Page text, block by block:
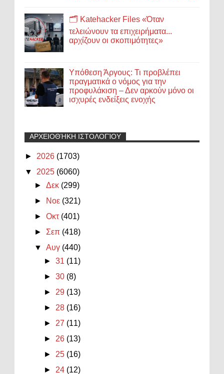
🗂️ Katehacker Files «Όταν
τελειώνουν τα επιχειρήματα...
αρχίζουν οι σκοπιμότητες»
Υπόθεση Άργους: Τι προβλέπει
πραγματικά ο νόμος για την
προφυλάκιση – Δεν αρκούν μόνο οι
ισχυρές ενδείξεις ενοχής
ΑΡΧΕΙΟΘΉΚΗ ΙΣΤΟΛΟΓΊΟΥ
► 2026 (1703)
▼ 2025 (6060)
►Δεκ (299)
►
Νοε (321)
►Οκτ (401)
► Σεπ (418)
▼Αυγ (440)
►31 (11)
►30 (8)
► 29 (13)
► 28 (16)
► 27 (11)
► 26 (13)
► 25 (16)
► 24 (12)